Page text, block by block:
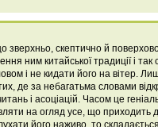
зверхньо, скептично й
ним китайської традиції і так
і не кидати його на вітер.
де за небагатьма словами
і асоціацій. Часом це
на огляд усе, що приходить
його наживо, то